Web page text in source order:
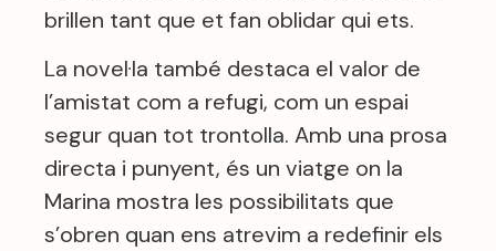
brillen tant que et fan oblidar qui ets.
La novel·la també destaca el valor de
l’amistat com a refugi, com un espai
segur quan tot trontolla. Amb una prosa
directa i punyent, és un viatge on la
Marina mostra les possibilitats que
s’obren quan ens atrevim a redefinir els